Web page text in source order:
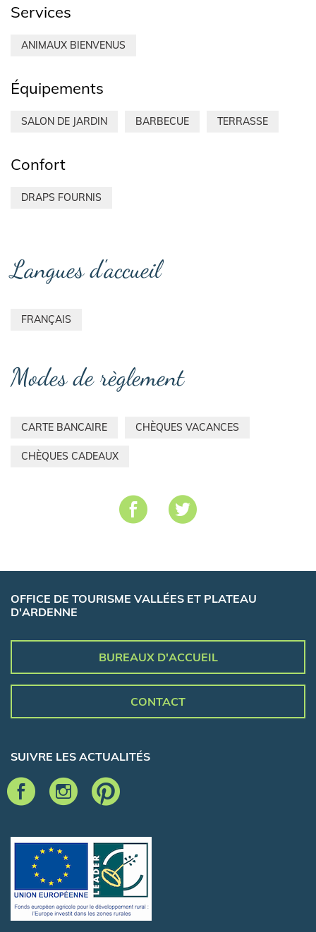
Services
ANIMAUX BIENVENUS
Équipements
SALON DE JARDIN BARBECUE TERRASSE
Confort
DRAPS FOURNIS
Langues d'accueil
FRANÇAIS
Modes de règlement
CARTE BANCAIRE CHÈQUES VACANCES
CHÈQUES CADEAUX
OFFICE DE TOURISME VALLÉES ET PLATEAU
D'ARDENNE
BUREAUX D'ACCUEIL
CONTACT
SUIVRE LES ACTUALITÉS